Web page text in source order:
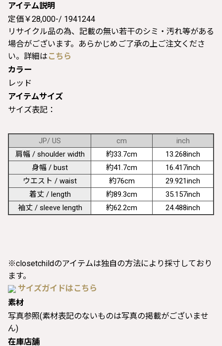
アイテム説明
定価￥28,000-/ 1941244
リサイクル品の為、記載の無い若干のシミ・汚れ等がある
場合がございます。あらかじめご了承の上ご注文くださ
い。詳細は こちら
カラー
レッド
アイテムサイズ
サイズ表記：
JP/ US cm
inch
肩幅 / shoulder width
約33.7cm
13.268inch
身幅 / bust
約41.7cm
16.417inch
ウエスト / waist
約76cm
29.921inch
着丈 / length
約89.3cm
35.157inch
袖丈 / sleeve length
約62.2cm 24.488inch
※closetchildのアイテムは独自の方法により採寸しており
ます。
サイズガイドはこちら
素材
写真参照(素材表記のないものは写真の掲載がございませ
ん)
在庫店舗